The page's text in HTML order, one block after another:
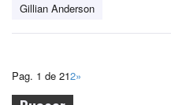
Gillian Anderson
Pag. 1 de 212»